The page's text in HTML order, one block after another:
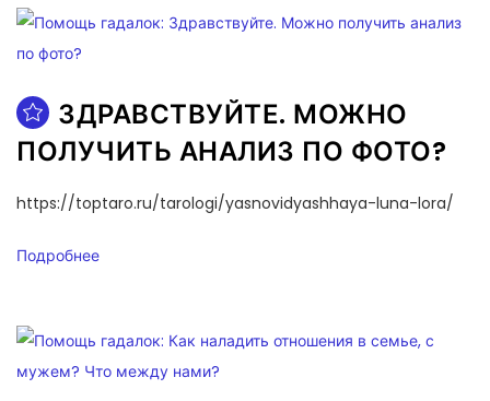
ЗДРАВСТВУЙТЕ. МОЖНО
ПОЛУЧИТЬ АНАЛИЗ ПО ФОТО?
https://toptaro.ru/tarologi/yasnovidyashhaya-luna-lora/
Подробнее